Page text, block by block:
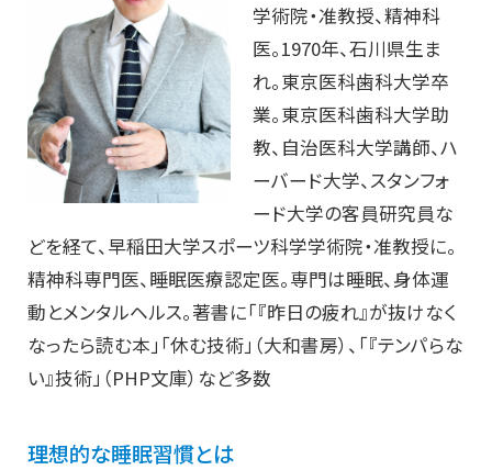
学術院・准教授、精神科
医。1970年、石川県生ま
れ。東京医科歯科大学卒
業。東京医科歯科大学助
教、自治医科大学講師、ハ
ーバード大学、スタンフォ
ード大学の客員研究員な
どを経て、早稲田大学スポーツ科学学術院・准教授に。
精神科専門医、睡眠医療認定医。専門は睡眠、身体運
動とメンタルヘルス。著書に「『昨日の疲れ』が抜けなく
なったら読む本」「休む技術」（大和書房）、「『テンパらな
い』技術」（PHP文庫）など多数
理想的な睡眠習慣とは